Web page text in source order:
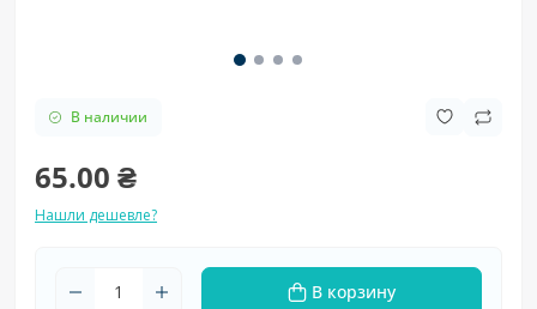
В наличии
65.00 ₴
Нашли дешевле?
В корзину